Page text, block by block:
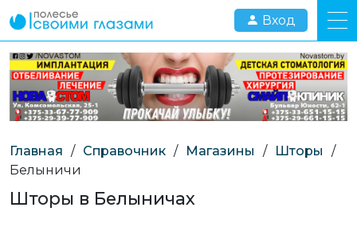
Вход
Главная / Справочник / Магазины / Шторы
/
Белыничи
Шторы в Белыничах